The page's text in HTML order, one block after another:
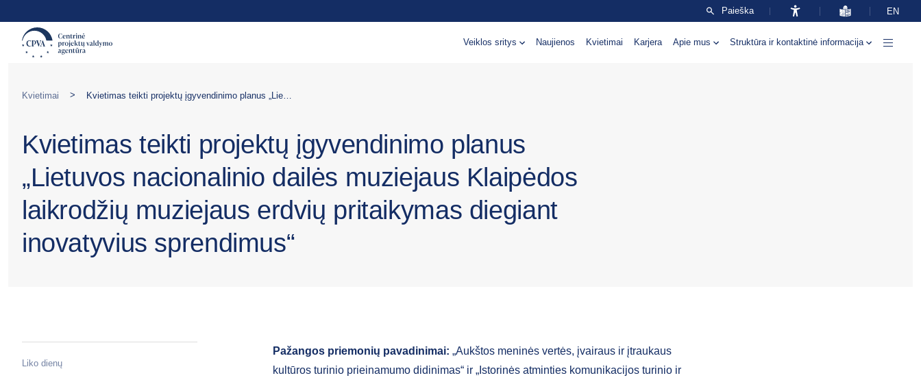
Paieška EN
Veiklos sritys Naujienos Kvietimai Karjera Apie mus Struktūra ir kontaktinė informacija
Kvietimai >
Kvietimas teikti projektų įgyvendinimo planus
„Lietuvos nacionalinio dailės muziejaus Klaipėdos
laikrodžių muziejaus erdvių pritaikymas diegiant
inovatyvius sprendimus“
Liko dienų
Pažangos priemonių pavadinimai: „Aukštos meninės vertės, įvairaus ir įtraukaus
kultūros turinio prieinamumo didinimas“ ir „Istorinės atminties komunikacijos turinio ir